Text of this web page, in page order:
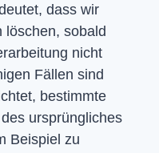
dass wir
löschen, sobald
nicht
Fällen sind
bestimmte
ursprüngliches
Beispiel zu